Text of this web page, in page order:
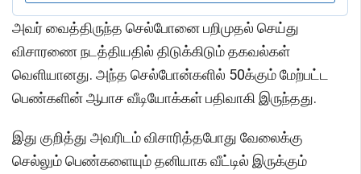
அவர் வைத்திருந்த செல்போனை பறிமுதல் செய்து
விசாரணை நடத்தியதில் திடுக்கிடும் தகவல்கள்
வெளியானது. அந்த செல்போன்களில் 50க்கும் மேற்பட்ட
பெண்களின் ஆபாச வீடியோக்கள் பதிவாகி இருந்தது.
இது குறித்து அவரிடம் விசாரித்தபோது வேலைக்கு
செல்லும் பெண்களையும் தனியாக வீட்டில் இருக்கும்